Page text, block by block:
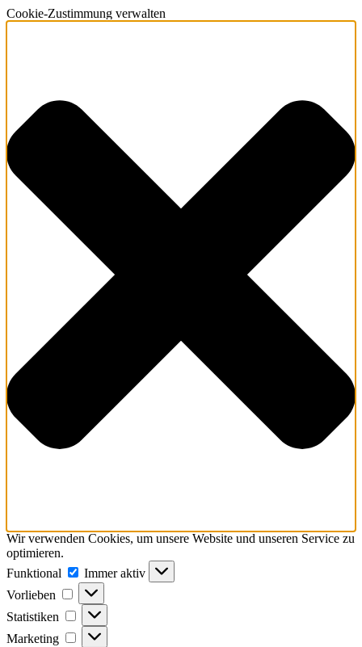
Cookie-Zustimmung verwalten
Wir verwenden Cookies, um unsere Website und unseren Service zu
optimieren.
Funktional
Funktional
Immer aktiv
Vorlieben
Vorlieben
Statistiken Statistiken
Marketing Marketing